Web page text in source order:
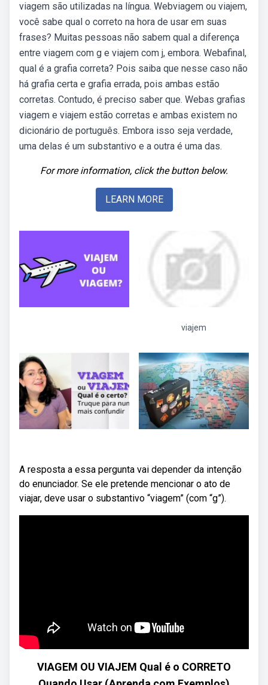
viagem são utilizadas na língua. Webviagem ou viajem,
você sabe qual o correto na hora de usar em suas
frases? Muitas pessoas não sabem qual a diferença
entre viagem com g e viajem com j, embora. Webafinal,
qual é a grafia correta? Pois saiba que nesse caso não
há grafia certa e grafia errada, pois ambas estão
corretas. Contudo, é preciso saber que. Webas grafias
viagem e viajem estão corretas e ambas existem no
dicionário de português. Embora isso seja verdade,
uma delas é um substantivo e a outra é uma das.
For more information, click the button below.
LEARN MORE
viajem
A resposta a essa pergunta vai depender da intenção
do enunciador. Se ele pretende mencionar o ato de
viajar, deve usar o substantivo “viagem” (com “g”).
VIAGEM OU VIAJEM Qual é o CORRETO